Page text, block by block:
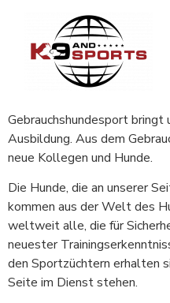
Gebrauchshundesport bringt
Ausbildung. Aus dem
neue Kollegen und Hunde.
Die Hunde, die an unserer
kommen aus der Welt des
weltweit alle, die für
neuester
den Sportzüchtern erhalten
Seite im Dienst stehen.